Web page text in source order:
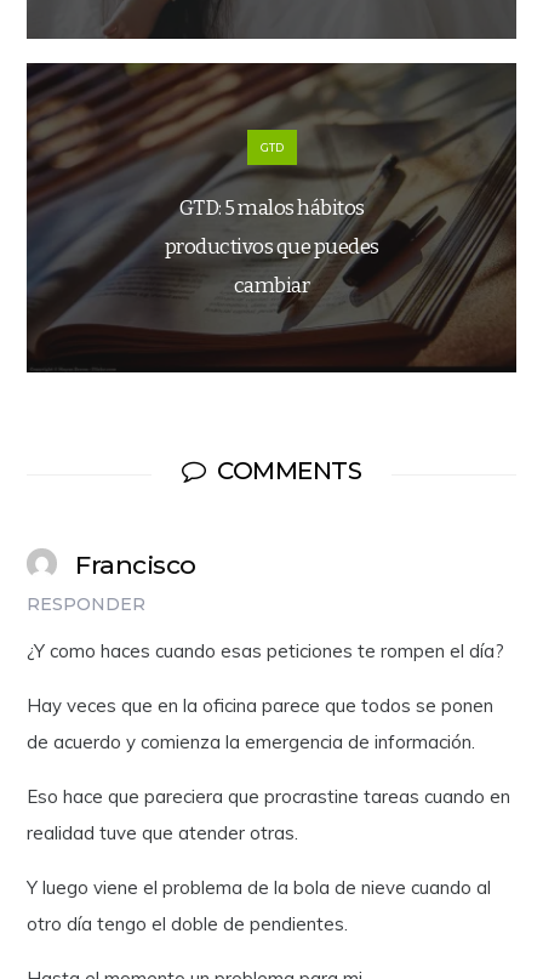
GTD
GTD: 5 malos hábitos
productivos que puedes
cambiar
COMMENTS
Francisco
RESPONDER
¿Y como haces cuando esas peticiones te rompen el día?
Hay veces que en la oficina parece que todos se ponen
de acuerdo y comienza la emergencia de información.
Eso hace que pareciera que procrastine tareas cuando en
realidad tuve que atender otras.
Y luego viene el problema de la bola de nieve cuando al
otro día tengo el doble de pendientes.